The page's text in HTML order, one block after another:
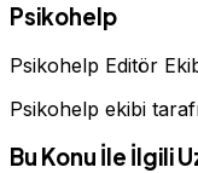
Psikohelp
Psikohelp Editör
Psikohelp ekibi
Bu Konu İle İlgili